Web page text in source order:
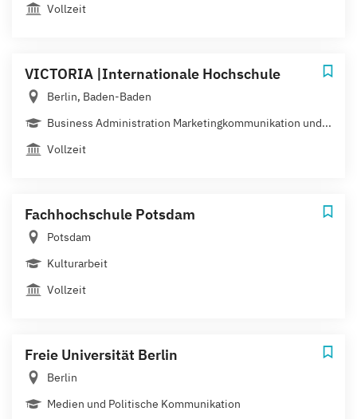
Vollzeit
VICTORIA |Internationale Hochschule
Berlin, Baden-Baden
Business Administration Marketingkommunikation und...
Vollzeit
Fachhochschule Potsdam
Potsdam
Kulturarbeit
Vollzeit
Freie Universität Berlin
Berlin
Medien und Politische Kommunikation